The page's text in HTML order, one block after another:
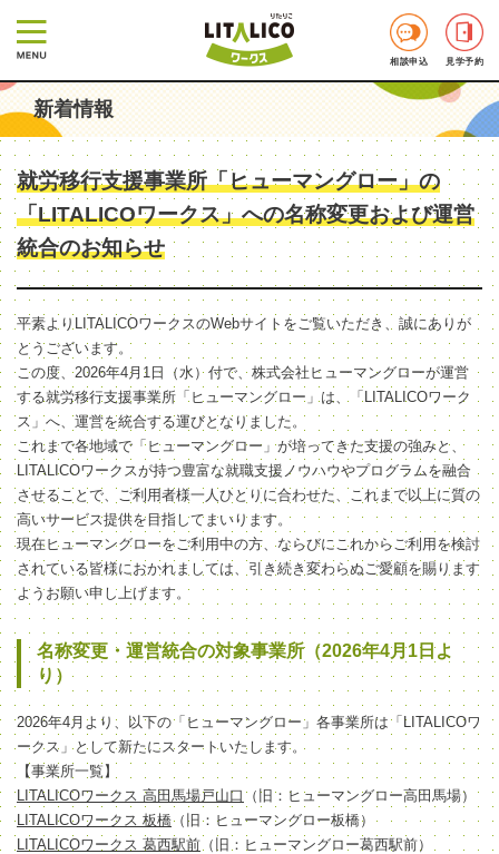
相談申込 見学予約
新着情報
就労移行支援事業所「ヒューマングロー」の
「LITALICOワークス」への名称変更および運営
統合のお知らせ
平素よりLITALICOワークスのWebサイトをご覧いただき、誠にありが
とうございます。
この度、2026年4月1日（水）付で、株式会社ヒューマングローが運営
する就労移行支援事業所「ヒューマングロー」は、「LITALICOワーク
ス」へ、運営を統合する運びとなりました。
これまで各地域で「ヒューマングロー」が培ってきた支援の強みと、
LITALICOワークスが持つ豊富な就職支援ノウハウやプログラムを融合
させることで、ご利用者様一人ひとりに合わせた、これまで以上に質の
高いサービス提供を目指してまいります。
現在ヒューマングローをご利用中の方、ならびにこれからご利用を検討
されている皆様におかれましては、引き続き変わらぬご愛顧を賜ります
ようお願い申し上げます。
名称変更・運営統合の対象事業所（2026年4月1日よ
り）
2026年4月より、以下の「ヒューマングロー」各事業所は「LITALICOワ
ークス」として新たにスタートいたします。
【事業所一覧】
LITALICOワークス 高田馬場戸山口 （旧：ヒューマングロー高田馬場）
LITALICOワークス 板橋（旧：ヒューマングロー板橋）
LITALICOワークス 葛西駅前 （旧：ヒューマングロー葛西駅前）